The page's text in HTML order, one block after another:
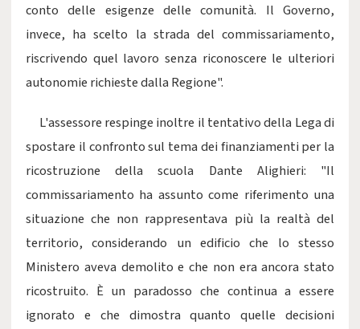
conto delle esigenze delle comunità. Il Governo,
invece, ha scelto la strada del commissariamento,
riscrivendo quel lavoro senza riconoscere le ulteriori
autonomie richieste dalla Regione".
L'assessore respinge inoltre il tentativo della Lega di
spostare il confronto sul tema dei finanziamenti per la
ricostruzione della scuola Dante Alighieri: "Il
commissariamento ha assunto come riferimento una
situazione che non rappresentava più la realtà del
territorio, considerando un edificio che lo stesso
Ministero aveva demolito e che non era ancora stato
ricostruito. È un paradosso che continua a essere
ignorato e che dimostra quanto quelle decisioni